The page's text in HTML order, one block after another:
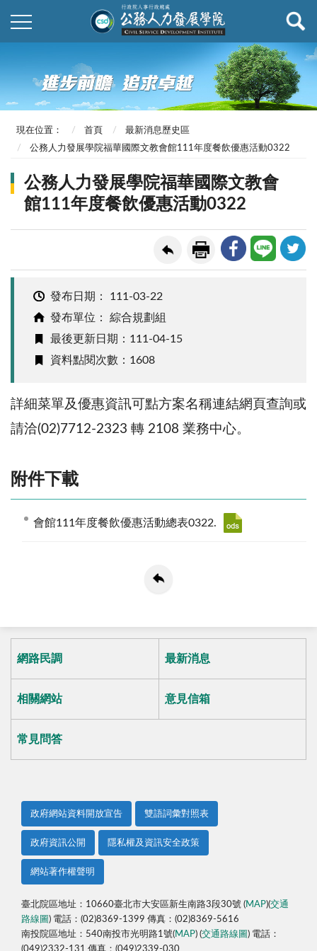
現在位置： 首頁
最新消息歷史區
公務人力發展學院福華國際文教會館111年度餐飲優惠活動0322
公務人力發展學院福華國際文教會
館111年度餐飲優惠活動0322
發布日期： 111-03-22
發布單位： 綜合規劃組
最後更新日期：111-04-15
資料點閱次數：1608
詳細菜單及優惠資訊可點方案名稱連結網頁查詢或
請洽(02)7712-2323 轉 2108 業務中心。
附件下載
會館111年度餐飲優惠活動總表0322.
網路民調 最新消息
相關網站 意見信箱
常見問答
政府網站資料開放宣告 雙語詞彙對照表
政府資訊公開 隱私權及資訊安全政策
網站著作權聲明
臺北院區地址：10660臺北市大安區新生南路3段30號 (MAP)(交通
路線圖 ) 電話：(02)8369-1399 傳真：(02)8369-5616
南投院區地址：540南投市光明路1號(MAP) (交通路線圖 ) 電話：